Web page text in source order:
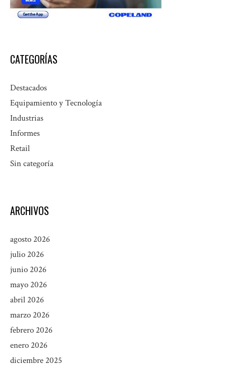
CATEGORÍAS
Destacados
Equipamiento y Tecnología
Industrias
Informes
Retail
Sin categoría
ARCHIVOS
agosto 2026
julio 2026
junio 2026
mayo 2026
abril 2026
marzo 2026
febrero 2026
enero 2026
diciembre 2025